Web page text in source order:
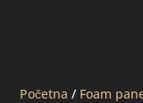
Početna / Foam